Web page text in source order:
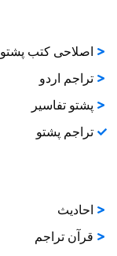
اصلاحی کتب پشتو
تراجم اردو
پشتو تفاسیر
تراجم پشتو
احادیث
قرآن تراجم